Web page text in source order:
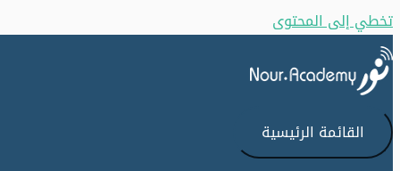
تخطي إلى المحتوى
القائمة الرئيسية